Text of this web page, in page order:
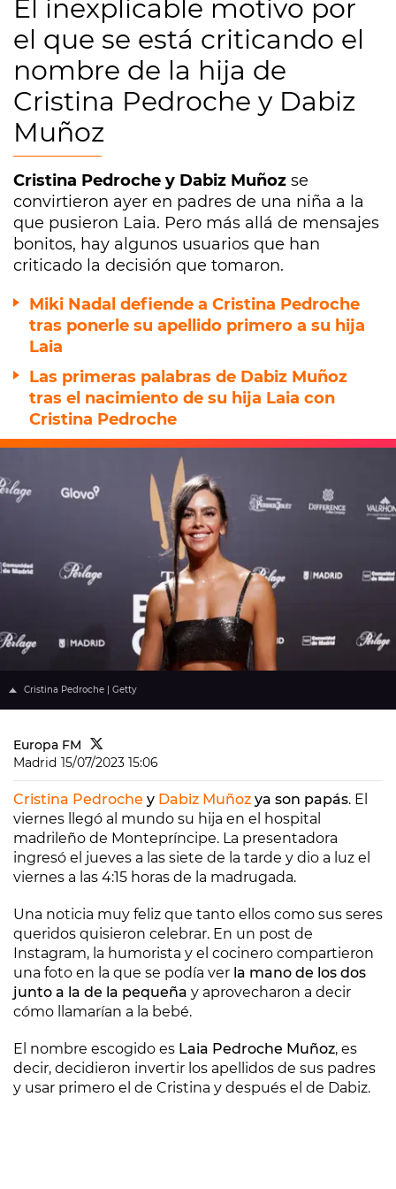
El inexplicable motivo por
el que se está criticando el
nombre de la hija de
Cristina Pedroche y Dabiz
Muñoz
Cristina Pedroche y Dabiz Muñoz se
convirtieron ayer en padres de una niña a la
que pusieron Laia. Pero más allá de mensajes
bonitos, hay algunos usuarios que han
criticado la decisión que tomaron.
Miki Nadal defiende a Cristina Pedroche
tras ponerle su apellido primero a su hija
Laia
Las primeras palabras de Dabiz Muñoz
tras el nacimiento de su hija Laia con
Cristina Pedroche
Cristina Pedroche | Getty
Europa FM
Madrid 15/07/2023 15:06
Cristina Pedroche y Dabiz Muñoz ya son papás. El
viernes llegó al mundo su hija en el hospital
madrileño de Montepríncipe. La presentadora
ingresó el jueves a las siete de la tarde y dio a luz el
viernes a las 4:15 horas de la madrugada.
Una noticia muy feliz que tanto ellos como sus seres
queridos quisieron celebrar. En un post de
Instagram, la humorista y el cocinero compartieron
una foto en la que se podía ver la mano de los dos
junto a la de la pequeña y aprovecharon a decir
cómo llamarían a la bebé.
El nombre escogido es Laia Pedroche Muñoz, es
decir, decidieron invertir los apellidos de sus padres
y usar primero el de Cristina y después el de Dabiz.